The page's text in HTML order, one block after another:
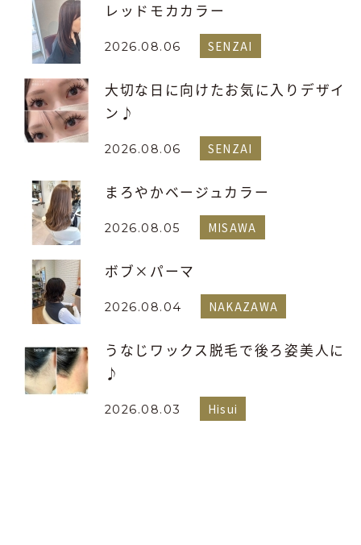
レッドモカカラー
2026.08.06 SENZAI
大切な日に向けたお気に入りデザイ
ン♪
2026.08.06 SENZAI
まろやかベージュカラー
2026.08.05 MISAWA
ボブ×パーマ
2026.08.04 NAKAZAWA
うなじワックス脱毛で後ろ姿美人に
♪
2026.08.03 Hisui